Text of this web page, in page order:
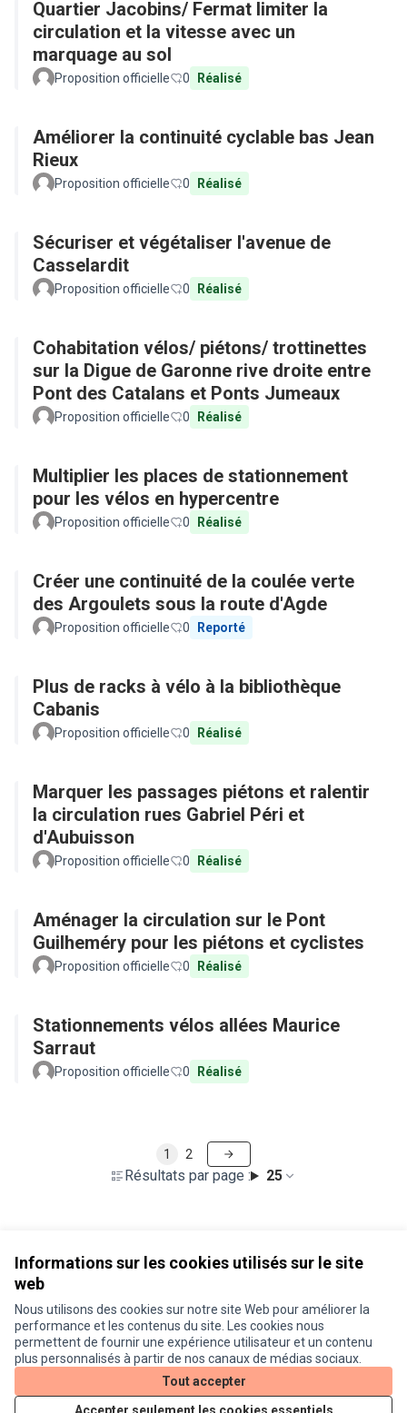
Informations sur les cookies utilisés sur le site
web
Nous utilisons des cookies sur notre site Web pour améliorer la
performance et les contenus du site. Les cookies nous
permettent de fournir une expérience utilisateur et un contenu
plus personnalisés à partir de nos canaux de médias sociaux.
Tout accepter
Quartier Jacobins/ Fermat limiter la
circulation et la vitesse avec un
marquage au sol
Proposition officielle 0 Réalisé
Améliorer la continuité cyclable bas Jean
Rieux
Proposition officielle 0 Réalisé
Sécuriser et végétaliser l'avenue de
Casselardit
Proposition officielle 0 Réalisé
Cohabitation vélos/ piétons/ trottinettes
sur la Digue de Garonne rive droite entre
Pont des Catalans et Ponts Jumeaux
Proposition officielle 0 Réalisé
Multiplier les places de stationnement
pour les vélos en hypercentre
Proposition officielle 0 Réalisé
Créer une continuité de la coulée verte
des Argoulets sous la route d'Agde
Proposition officielle 0 Reporté
Plus de racks à vélo à la bibliothèque
Cabanis
Proposition officielle 0 Réalisé
Marquer les passages piétons et ralentir
la circulation rues Gabriel Péri et
d'Aubuisson
Proposition officielle 0 Réalisé
Aménager la circulation sur le Pont
Guilheméry pour les piétons et cyclistes
Proposition officielle 0 Réalisé
Stationnements vélos allées Maurice
Sarraut
Proposition officielle 0 Réalisé
Résultats par page : 25
1 2
Conditions d'utilisation
Paramètres des cookies
Je participe ! sur X
(Lien externe)
Je participe ! sur Facebook
Je participe ! sur Instagram